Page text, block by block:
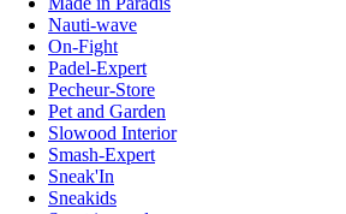
Nauti-wave
On-Fight
Padel-Expert
Pecheur-Store
Pet and Garden
Slowood Interior
Smash-Expert
Sneak'In
Sneakids